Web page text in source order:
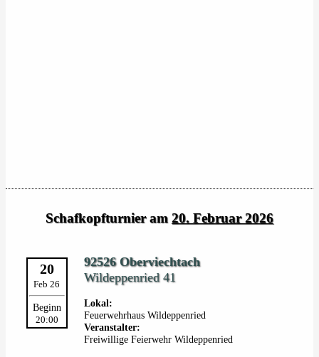
Schafkopfturnier am 20. Februar 2026
20
Feb 26
Beginn
20:00
92526 Oberviechtach
Wildeppenried 41
Lokal:
Feuerwehrhaus Wildeppenried
Veranstalter:
Freiwillige Feierwehr Wildeppenried